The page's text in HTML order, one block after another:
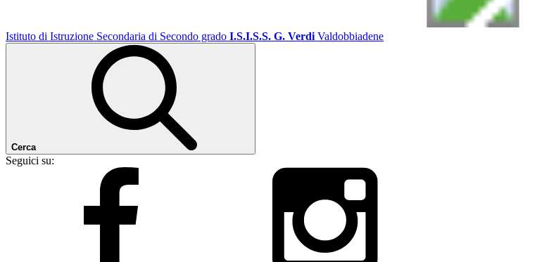
Istituto di Istruzione Secondaria di Secondo grado I.S.I.S.S. G. Verdi Valdobbiadene
Cerca
Seguici su: